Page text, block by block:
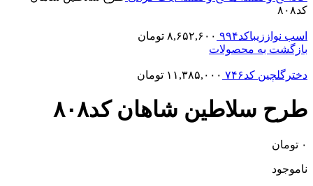
کد۸۰۸
اسب نواززیباکد۹۹۴ ۸,۶۵۲,۶۰۰ تومان
بازگشت به محصولات
دخترگلچین کد۷۴۶ ۱۱,۳۸۵,۰۰۰ تومان
طرح سلاطین شاهان کد۸۰۸
۰ تومان
ناموجود